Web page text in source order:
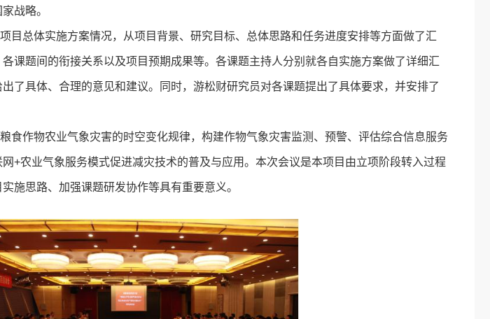
战略。
总体实施方案情况，从项目背景、研究目标、总体思路和任务进度安排等方面做了汇
课题间的衔接关系以及项目预期成果等。各课题主持人分别就各自实施方案做了详细汇
了具体、合理的意见和建议。同时，游松财研究员对各课题提出了具体要求，并安排了
作物农业气象灾害的时空变化规律，构建作物气象灾害监测、预警、评估综合信息服务
+农业气象服务模式促进减灾技术的普及与应用。本次会议是本项目由立项阶段转入过程
施思路、加强课题研发协作等具有重要意义。